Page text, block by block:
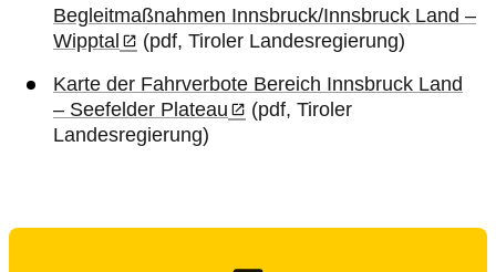
Begleitmaßnahmen Innsbruck/Innsbruck Land –
Wipptal
(pdf, Tiroler Landesregierung)
Karte der Fahrverbote Bereich Innsbruck Land
– Seefelder Plateau
(pdf, Tiroler
Landesregierung)